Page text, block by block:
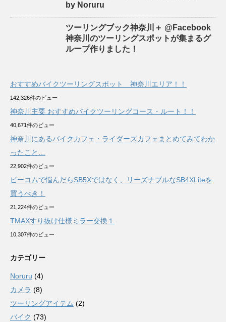
by Noruru
ツーリングブック神奈川＋ @Facebook
神奈川のツーリングスポットが集まるグ
ループ作りました！
おすすめバイクツーリングスポット 神奈川エリア！！
142,326件のビュー
神奈川主要 おすすめバイクツーリングコース・ルート！！
40,671件のビュー
神奈川にあるバイクカフェ・ライダーズカフェまとめてみてわか
ったこと…
22,902件のビュー
ビーコムで悩んだらSB5Xではなく、リーズナブルなSB4XLiteを
買うべき！
21,224件のビュー
TMAXすり抜け仕様ミラー交換１
10,307件のビュー
カテゴリー
Noruru (4)
カメラ (8)
ツーリングアイテム (2)
バイク (73)